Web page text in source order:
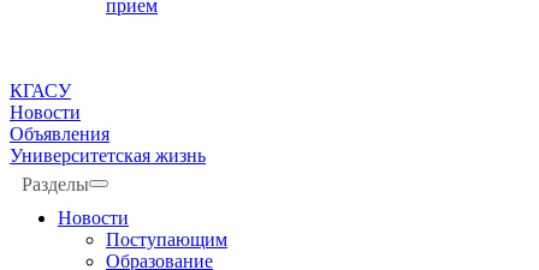
прием
КГАСУ
Новости
Объявления
Университетская жизнь
Разделы
Новости
Поступающим
Образование